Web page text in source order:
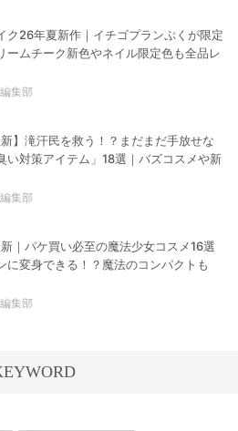
ク26年夏新作｜イチゴプランぷくが限定
ームチーク新色やネイル限定色も全品レ
集部
新】滝汗民を救う！？まだまだ手放せな
い対策アイテム」18選｜バズコスメや新
集部
｜パケ買い必至の魔法少女コスメ16選
に変身できる！？魔法のコンパクトも
集部